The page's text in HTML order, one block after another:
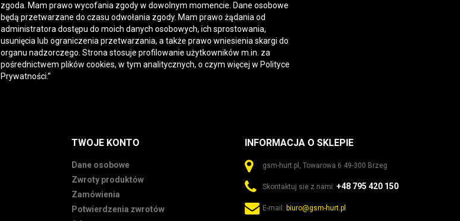
zgoda. Mam prawo wycofania zgody w dowolnym momencie. Dane osobowe
będą przetwarzane do czasu odwołania zgody. Mam prawo żądania od
administratora dostępu do moich danych osobowych, ich sprostowania,
usunięcia lub ograniczenia przetwarzania, a także prawo wniesienia skargi do
organu nadzorczego. Strona stosuje profilowanie użytkowników m.in. za
pośrednictwem plików cookies, w tym analitycznych, o czym więcej w Polityce
Prywatności.”
TWOJE KONTO
Dane osobowe
Zwroty produktów
Zamówienia
Potwierdzenia zwrotów
INFORMACJA O SKLEPIE
gsm-hurt.pl, Towarowa 6 49-300 Brzeg
Skontaktuj sie z nami: +48 795 420 150
E-mail: biuro@gsm-hurt.pl